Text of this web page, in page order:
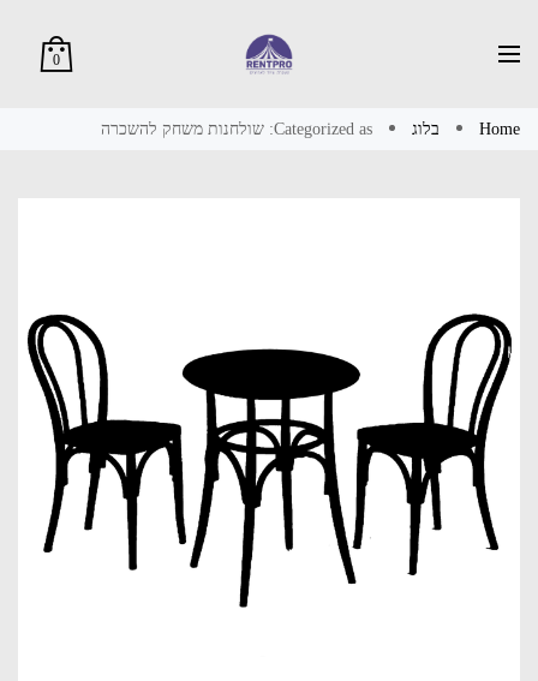
0
Home בלוג Categorized as: שולחנות משחק להשכרה